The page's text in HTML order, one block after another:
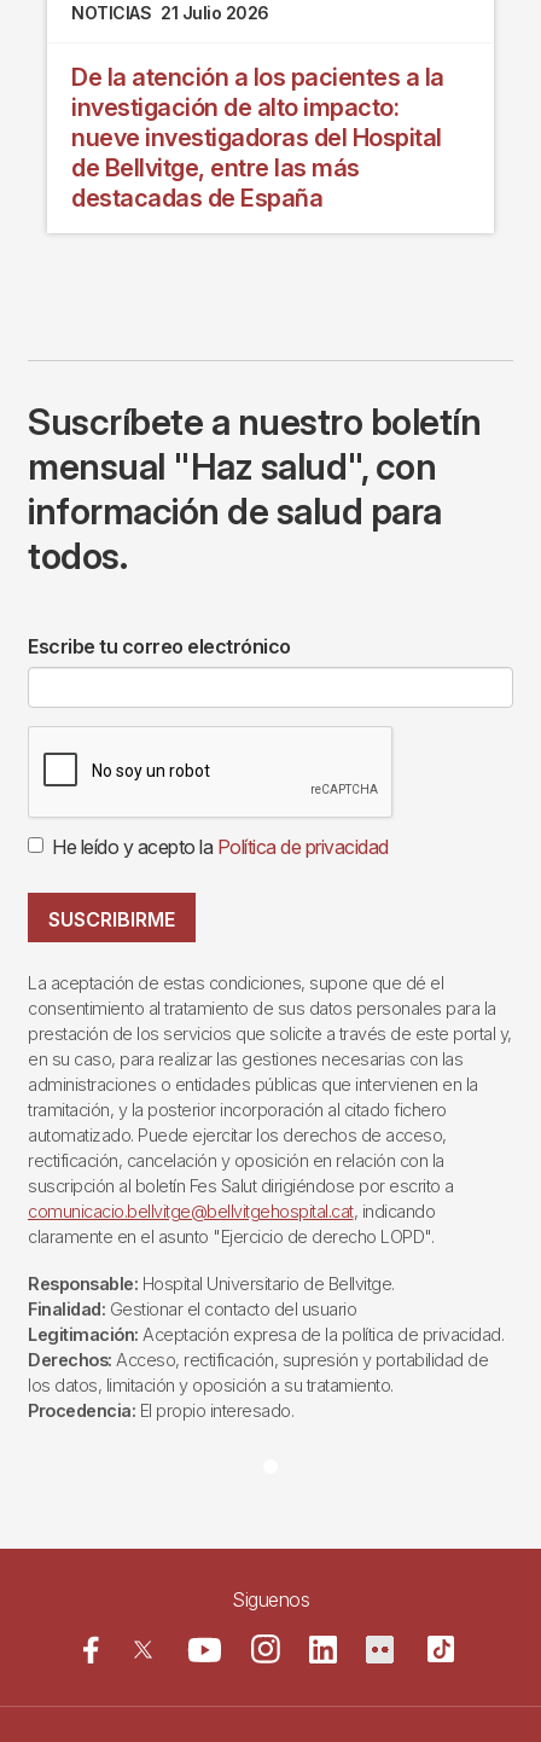
NOTICIAS 21 Julio 2026
De la atención a los pacientes a la
investigación de alto impacto:
nueve investigadoras del Hospital
de Bellvitge, entre las más
destacadas de España
Suscríbete a nuestro boletín
mensual "Haz salud", con
información de salud para
todos.
Escribe tu correo electrónico
He leído y acepto la Política de privacidad
SUSCRIBIRME
La aceptación de estas condiciones, supone que dé el
consentimiento al tratamiento de sus datos personales para la
prestación de los servicios que solicite a través de este portal y,
en su caso, para realizar las gestiones necesarias con las
administraciones o entidades públicas que intervienen en la
tramitación, y la posterior incorporación al citado fichero
automatizado. Puede ejercitar los derechos de acceso,
rectificación, cancelación y oposición en relación con la
suscripción al boletín Fes Salut dirigiéndose por escrito a
comunicacio.bellvitge@bellvitgehospital.cat, indicando
claramente en el asunto "Ejercicio de derecho LOPD".
Responsable: Hospital Universitario de Bellvitge.
Finalidad: Gestionar el contacto del usuario
Legitimación: Aceptación expresa de la política de privacidad.
Derechos: Acceso, rectificación, supresión y portabilidad de
los datos, limitación y oposición a su tratamiento.
Procedencia: El propio interesado.
Siguenos